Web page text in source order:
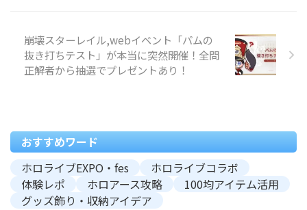
崩壊スターレイル,webイベント「パムの
抜き打ちテスト」が本当に突然開催！全問
正解者から抽選でプレゼントあり！
おすすめワード
ホロライブEXPO・fes
ホロライブコラボ
体験レポ
ホロアース攻略
100均アイテム活用
グッズ飾り・収納アイデア